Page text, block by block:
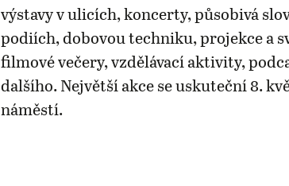
výstavy v ulicích, koncerty, působivá
podiích, dobovou techniku, projekce a
filmové večery, vzdělávací aktivity,
dalšího. Největší akce se uskuteční 8.
náměstí.